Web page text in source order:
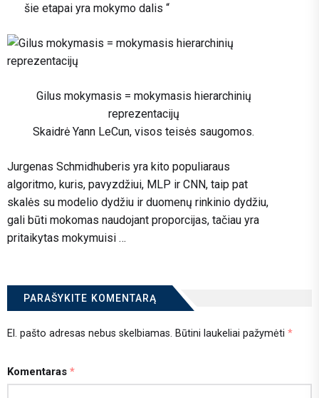
šie etapai yra mokymo dalis “
Gilus mokymasis = mokymasis hierarchinių
reprezentacijų
Skaidrė Yann LeCun, visos teisės saugomos.
Jurgenas Schmidhuberis yra kito populiaraus
algoritmo, kuris, pavyzdžiui, MLP ir CNN, taip pat
skalės su modelio dydžiu ir duomenų rinkinio dydžiu,
gali būti mokomas naudojant proporcijas, tačiau yra
pritaikytas mokymuisi …
PARAŠYKITE KOMENTARĄ
El. pašto adresas nebus skelbiamas. Būtini laukeliai pažymėti *
Komentaras *